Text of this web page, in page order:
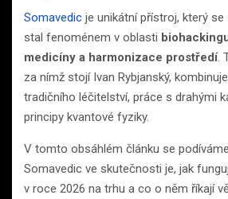
Somavedic je unikátní přístroj, který
stal fenoménem v oblasti
medicíny a harmonizace prostředí.
za nímž stojí Ivan Rybjanský,
tradičního léčitelství, práce s drahými
principy kvantové fyziky.
V tomto obsáhlém článku se
Somavedic ve skutečnosti je, jak
v roce 2026 na trhu a co o něm říkají